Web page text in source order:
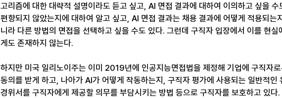
고리즘에 대한 대략적 설명이라도 듣고 싶고, AI 면접 결과에 대하여 이의하고 싶을 수
편향되지 않았는지에 대하여 알고 싶고, AI 면접 결과는 채용 결과에 어떻게 적용되는
니라 다른 방법의 면접을 선택하고 싶을 수도 있다. 그런데 구직자 입장에서 이를 현실
게도 존재하지 않는다.
하지만 미국 일리노이주는 이미 2019년에 인공지능면접법을 제정해 기업에 구직자
동의를 받게 하고, 나아가 AI가 어떻게 작동하는지, 구직자 평가에 사용되는 일반적인
경위서를 구직자에게 제공할 의무를 부담시키는 방법 등으로 구직자를 보호하고 있다.